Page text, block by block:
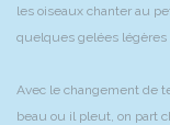
les oiseaux chanter au
quelques gelées légères
Avec le changement de
beau ou il pleut, on part